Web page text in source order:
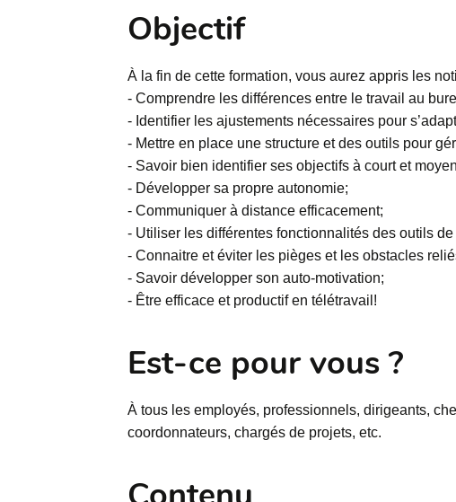
Objectif
À la fin de cette formation, vous aurez appris les
- Comprendre les différences entre le travail au
- Identifier les ajustements nécessaires pour
- Mettre en place une structure et des outils pour
- Savoir bien identifier ses objectifs à court et
- Développer sa propre autonomie;
- Communiquer à distance efficacement;
- Utiliser les différentes fonctionnalités des outils
- Connaitre et éviter les pièges et les obstacles
- Savoir développer son auto-motivation;
- Être efficace et productif en télétravail!
Est-ce pour vous ?
À tous les employés, professionnels, dirigeants,
coordonnateurs, chargés de projets, etc.